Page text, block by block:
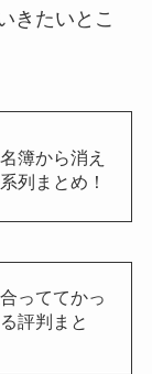
きたいとこ
簿から消え
列まとめ！
っててかっ
評判まと